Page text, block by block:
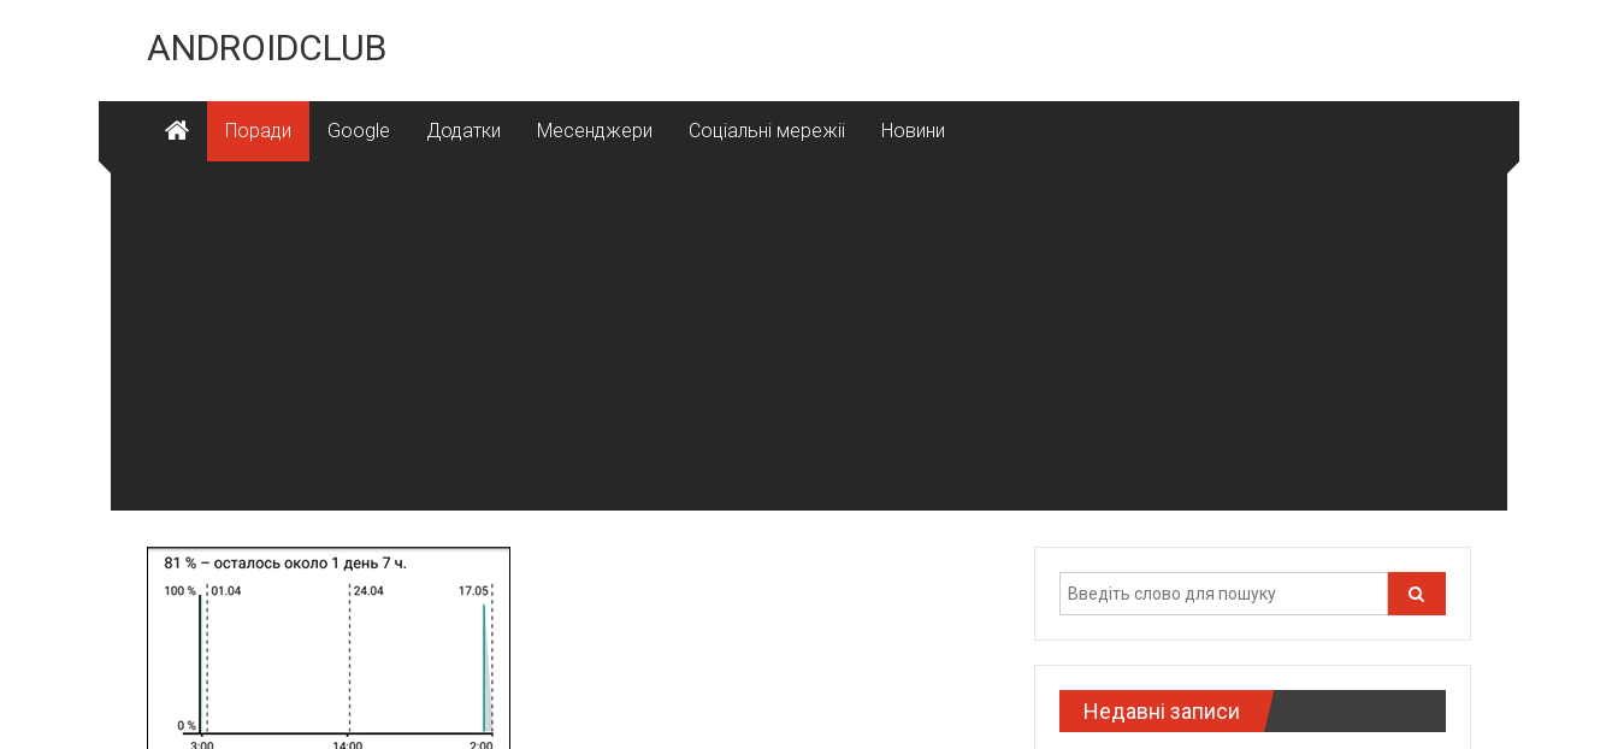
contentANDROIDCLUB
Поради Google Додатки Месенджери Соціальні мережіі Новини
Недавні записи